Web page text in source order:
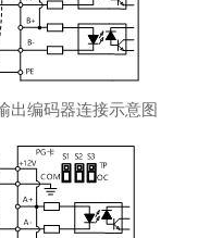
出编码器连接示意图